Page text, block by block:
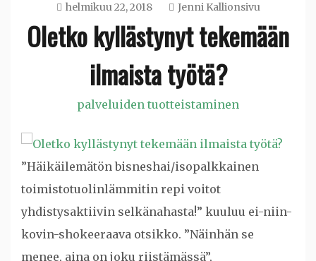
helmikuu 22, 2018 Jenni Kallionsivu
Oletko kyllästynyt tekemään
ilmaista työtä?
palveluiden tuotteistaminen
”Häikäilemätön bisneshai/isopalkkainen
toimistotuolinlämmitin repi voitot
yhdistysaktiivin selkänahasta!” kuuluu ei-niin-
kovin-shokeeraava otsikko. ”Näinhän se
menee, aina on joku riistämässä”,